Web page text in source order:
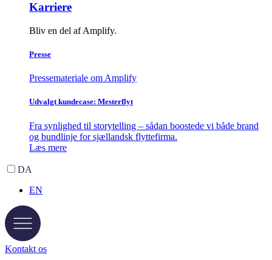
Karriere
Bliv en del af Amplify.
Presse
Pressemateriale om Amplify
Udvalgt kundecase: Mesterflyt
Fra synlighed til storytelling – sådan boostede vi både brand
og bundlinje for sjællandsk flyttefirma.
Læs mere
DA
EN
Kontakt os